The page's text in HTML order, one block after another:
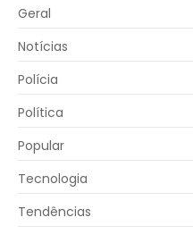
Geral
Notícias
Polícia
Política
Popular
Tecnologia
Tendências